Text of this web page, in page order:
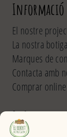
Informació
El nostre
La nostra botiga
Marques de
Contacta amb
Comprar online
El Rebost